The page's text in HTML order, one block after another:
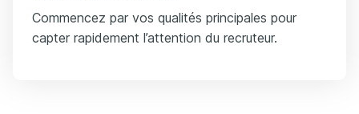
Commencez par vos qualités principales pour
capter rapidement l’attention du recruteur.